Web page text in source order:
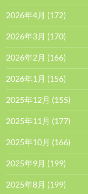
2026年4月 (172)
2026年3月 (170)
2026年2月 (166)
2026年1月 (156)
2025年12月 (155)
2025年11月 (177)
2025年10月 (166)
2025年9月 (199)
2025年8月 (199)